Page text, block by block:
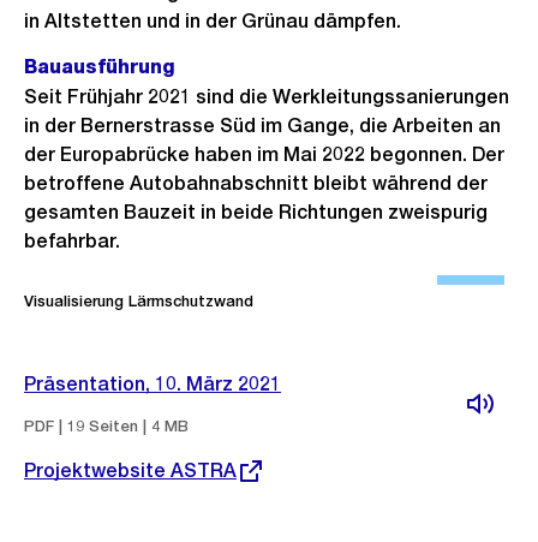
in Altstetten und in der Grünau dämpfen.
Bauausführung
Seit Frühjahr 2021 sind die Werkleitungssanierungen
in der Bernerstrasse Süd im Gange, die Arbeiten an
der Europabrücke haben im Mai 2022 begonnen. Der
betroffene Autobahnabschnitt bleibt während der
gesamten Bauzeit in beide Richtungen zweispurig
befahrbar.
e
Visualisierung Lärmschutzwand
Präsentation, 10. März 2021
PDF | 19 Seiten | 4 MB
Externer
Projektwebsite ASTRA